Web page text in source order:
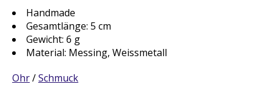
Handmade
Gesamtlänge: 5 cm
Gewicht: 6 g
Material: Messing, Weissmetall
Ohr/Schmuck